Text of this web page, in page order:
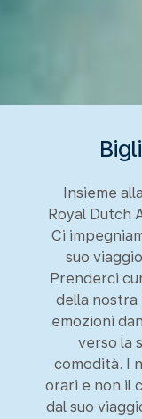
Insieme
Royal Dutch
Ci
suo
Prenderci
della nostra
emozioni
verso la
comodità. I
orari e non il
dal suo